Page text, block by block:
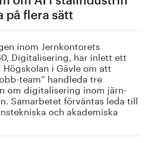
på flera sätt
inom Jernkontorets
Digitalisering, har inlett ett
i Gävle om att
team” handleda tre
om digitalisering inom järn-
Samarbetet förväntas leda till
och akademiska